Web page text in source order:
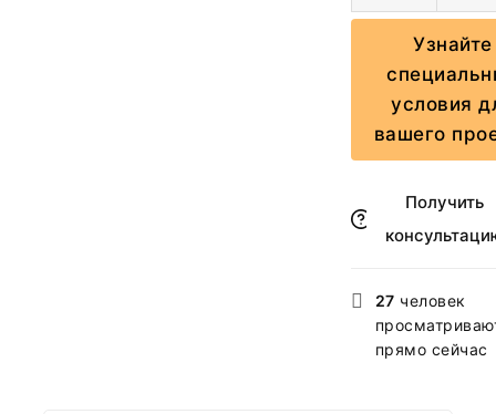
Узнайте
условия
вашего
Получить
27 человек
прямо сейчас